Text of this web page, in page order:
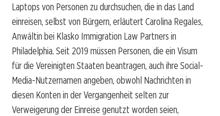
Laptops von Personen zu durchsuchen, die in das Land
einreisen, selbst von Bürgern, erläutert Carolina Regales,
Anwältin bei Klasko Immigration Law Partners in
Philadelphia. Seit 2019 müssen Personen, die ein Visum
für die Vereinigten Staaten beantragen, auch ihre Social-
Media-Nutzernamen angeben, obwohl Nachrichten in
diesen Konten in der Vergangenheit selten zur
Verweigerung der Einreise genutzt worden seien,